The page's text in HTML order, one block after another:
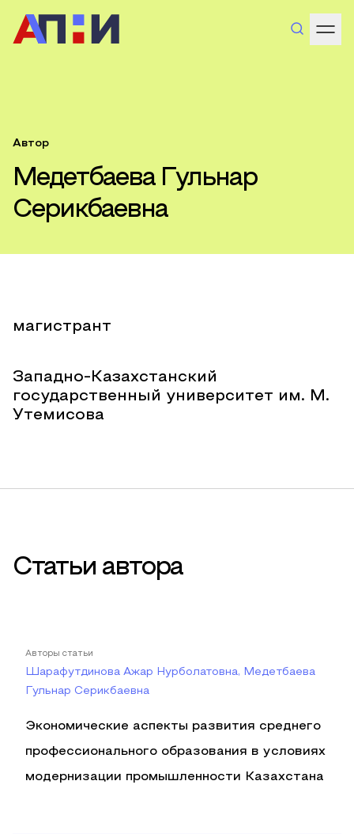
Автор
Медетбаева Гульнар
Серикбаевна
магистрант
Западно-Казахстанский
государственный университет им. М.
Утемисова
Статьи автора
Авторы статьи
Шарафутдинова Ажар Нурболатовна, Медетбаева
Гульнар Серикбаевна
Экономические аспекты развития среднего
профессионального образования в условиях
модернизации промышленности Казахстана